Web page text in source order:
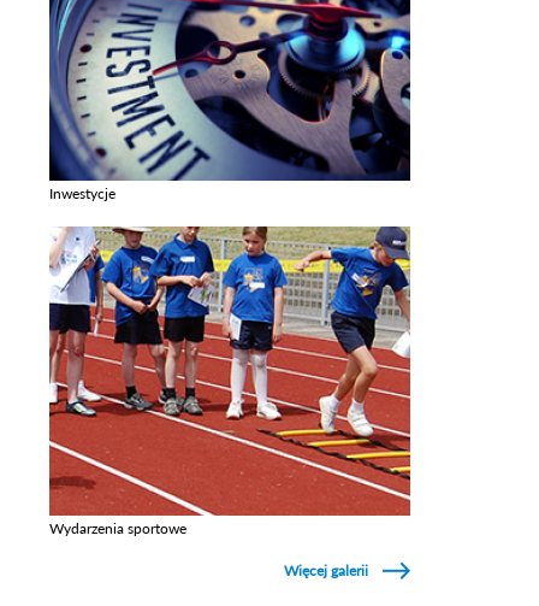
Inwestycje
Wydarzenia sportowe
Więcej galerii